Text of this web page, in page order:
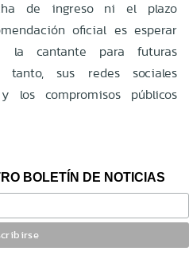
de ingreso ni el plazo
oficial es esperar
la cantante para futuras
tanto, sus redes sociales
los compromisos públicos
BOLETÍN DE NOTICIAS